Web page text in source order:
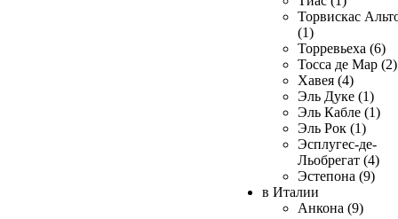
Торвискас
(1)
Торревьеха (6)
Тосса де Мар (2)
Хавея (4)
Эль Дуке (1)
Эль Кабле (1)
Эль Рок (1)
Эсплугес-де-
Льобрегат (4)
Эстепона (9)
в Италии
Анкона (9)